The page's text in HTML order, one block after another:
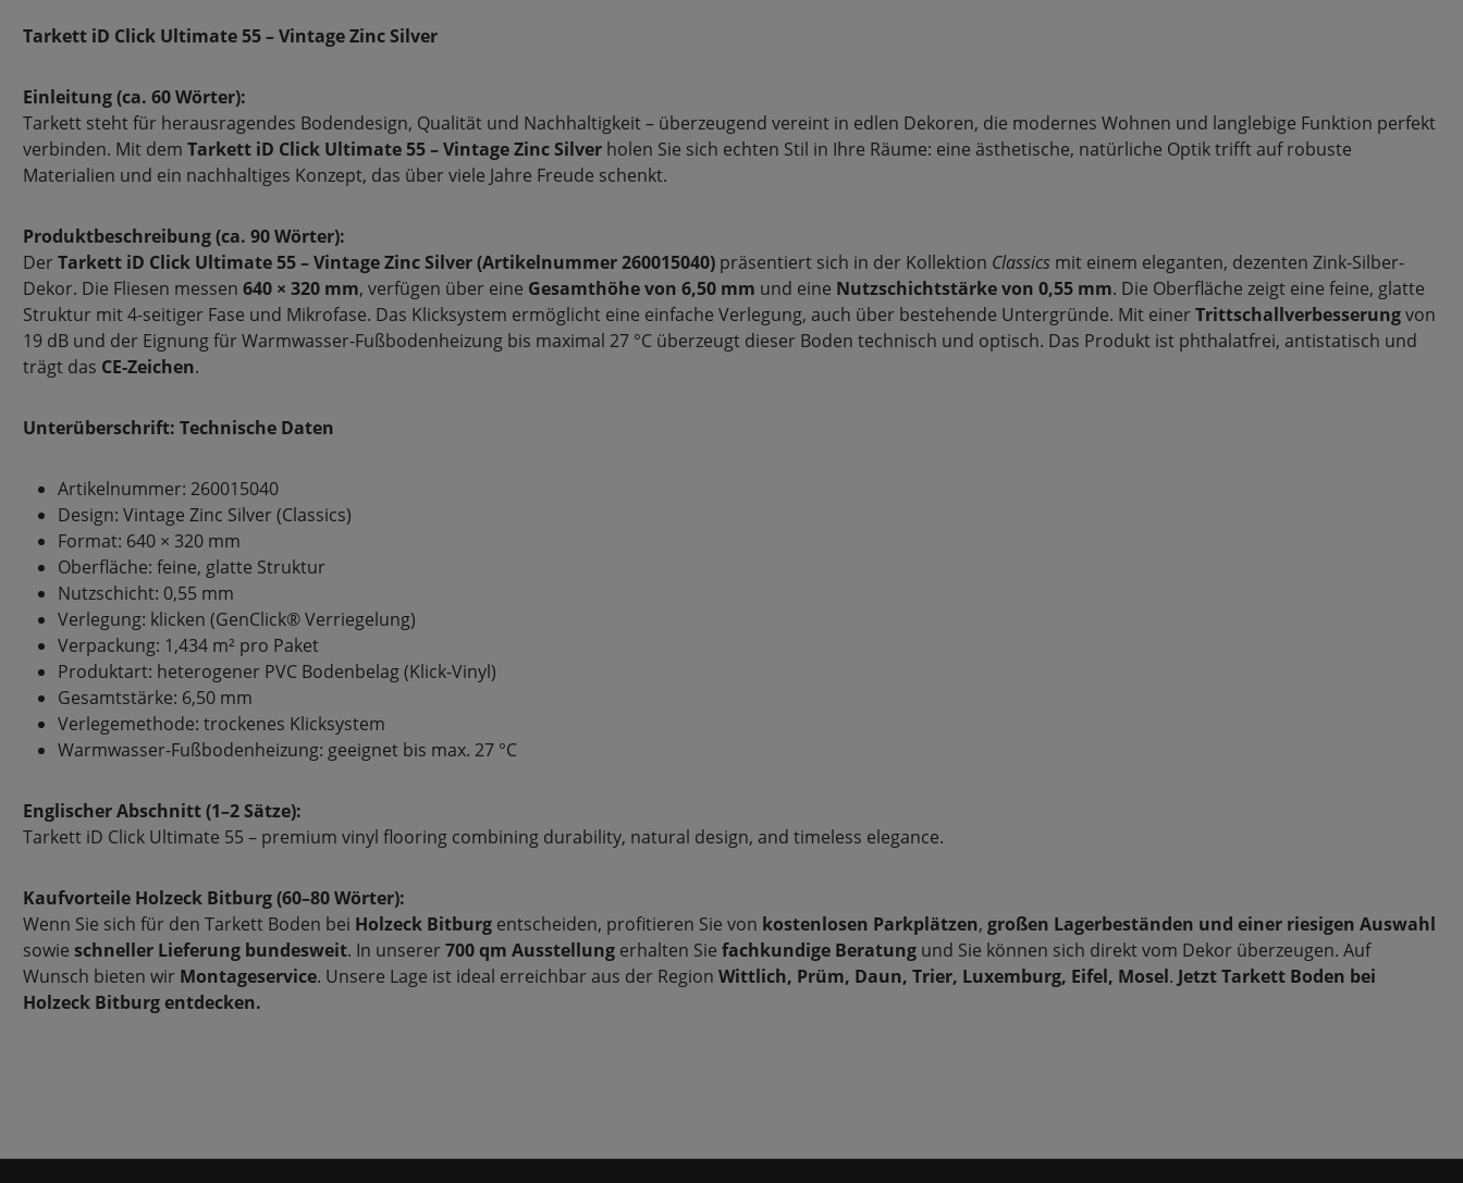
Tarkett iD Click Ultimate 55 – Vintage Zinc Silver
Einleitung (ca. 60 Wörter):
Tarkett steht für herausragendes Bodendesign, Qualität und Nachhaltigkeit – überzeugend vereint in edlen Dekoren, die modernes Wohnen und langlebige Funktion perfekt
verbinden. Mit dem Tarkett iD Click Ultimate 55 – Vintage Zinc Silver holen Sie sich echten Stil in Ihre Räume: eine ästhetische, natürliche Optik trifft auf robuste
Materialien und ein nachhaltiges Konzept, das über viele Jahre Freude schenkt.
Produktbeschreibung (ca. 90 Wörter):
DerTarkett iD Click Ultimate 55 – Vintage Zinc Silver (Artikelnummer 260015040) präsentiert sich in der Kollektion Classics mit einem eleganten, dezenten Zink-Silber-
Dekor. Die Fliesen messen 640 × 320 mm, verfügen über eine Gesamthöhe von 6,50 mm und eine Nutzschichtstärke von 0,55 mm. Die Oberfläche zeigt eine feine, glatte
Struktur mit 4-seitiger Fase und Mikrofase. Das Klicksystem ermöglicht eine einfache Verlegung, auch über bestehende Untergründe. Mit einerTrittschallverbesserungvon
19 dB und der Eignung für Warmwasser-Fußbodenheizung bis maximal 27 °C überzeugt dieser Boden technisch und optisch. Das Produkt ist phthalatfrei, antistatisch und
trägt das CE-Zeichen.
Unterüberschrift: Technische Daten
Artikelnummer: 260015040
Design: Vintage Zinc Silver (Classics)
Format: 640 × 320 mm
Oberfläche: feine, glatte Struktur
Nutzschicht: 0,55 mm
Verlegung: klicken (GenClick® Verriegelung)
Verpackung: 1,434 m² pro Paket
Produktart: heterogener PVC Bodenbelag (Klick-Vinyl)
Gesamtstärke: 6,50 mm
Verlegemethode: trockenes Klicksystem
Warmwasser-Fußbodenheizung: geeignet bis max. 27 °C
Englischer Abschnitt (1–2 Sätze):
Tarkett iD Click Ultimate 55 – premium vinyl flooring combining durability, natural design, and timeless elegance.
Kaufvorteile Holzeck Bitburg (60–80 Wörter):
Wenn Sie sich für den Tarkett Boden bei Holzeck Bitburg entscheiden, profitieren Sie von kostenlosen Parkplätzen, großen Lagerbeständen und einer riesigen Auswahl
sowie schneller Lieferung bundesweit. In unserer700 qm Ausstellung erhalten Sie fachkundige Beratung und Sie können sich direkt vom Dekor überzeugen. Auf
Wunsch bieten wir Montageservice. Unsere Lage ist ideal erreichbar aus der Region Wittlich, Prüm, Daun, Trier, Luxemburg, Eifel, Mosel. Jetzt Tarkett Boden bei
Holzeck Bitburg entdecken.